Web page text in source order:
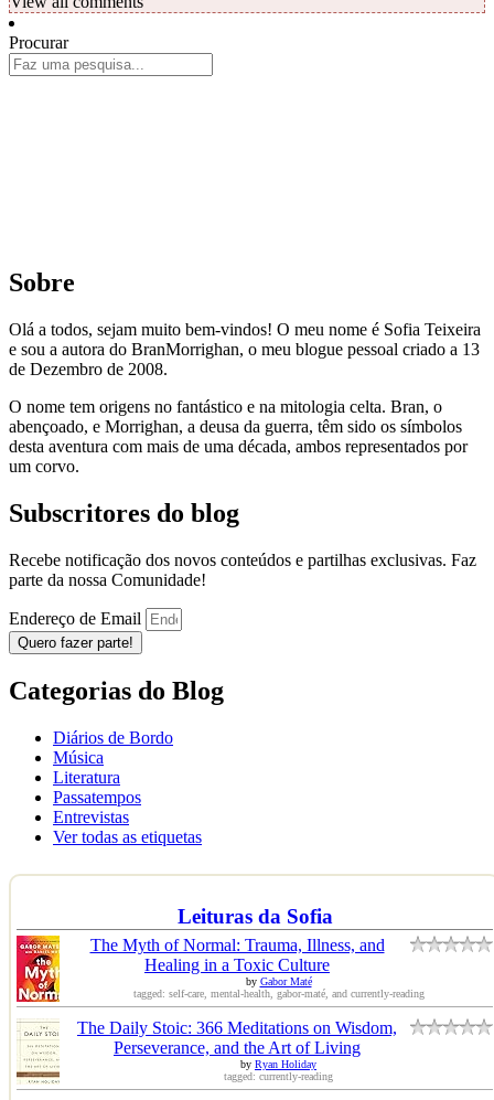
Procurar
Sobre
Olá a todos, sejam muito bem-vindos! O meu nome é Sofia Teixeira
e sou a autora do BranMorrighan, o meu blogue pessoal criado a 13
de Dezembro de 2008.
O nome tem origens no fantástico e na mitologia celta. Bran, o
abençoado, e Morrighan, a deusa da guerra, têm sido os símbolos
desta aventura com mais de uma década, ambos representados por
um corvo.
Subscritores do blog
Recebe notificação dos novos conteúdos e partilhas exclusivas. Faz
parte da nossa Comunidade!
Endereço de Email
Quero fazer parte!
Categorias do Blog
Diários de Bordo
Música
Literatura
Passatempos
Entrevistas
Ver todas as etiquetas
Leituras da Sofia
The Myth of Normal: Trauma, Illness, and
Healing in a Toxic Culture
by Gabor Maté
tagged: self-care, mental-health, gabor-maté, and currently-reading
The Daily Stoic: 366 Meditations on Wisdom,
Perseverance, and the Art of Living
by Ryan Holiday
tagged: currently-reading